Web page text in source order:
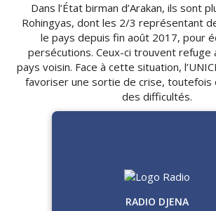
Dans l’État birman d’Arakan, ils sont
Rohingyas, dont les 2/3 représentant
le pays depuis fin août 2017, pour
persécutions. Ceux-ci trouvent refuge
pays voisin. Face à cette situation,
favoriser une sortie de crise, toutefois
des difficultés.
RADIO DJENA